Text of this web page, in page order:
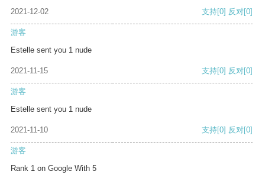
2021-12-02 支持[0] 反对[0]
游客
Estelle sent you 1 nude
2021-11-15 支持[0] 反对[0]
游客
Estelle sent you 1 nude
2021-11-10 支持[0] 反对[0]
游客
Rank 1 on Google With 5